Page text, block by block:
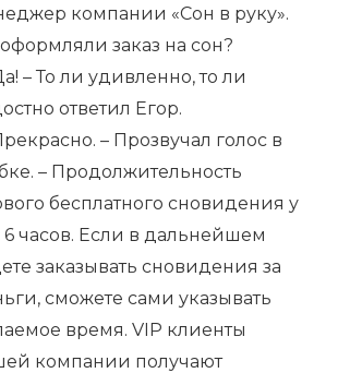
компании «Сон в руку».
заказ на сон?
– То ли удивленно, то ли
ответил Егор.
– Прозвучал голос в
– Продолжительность
бесплатного сновидения у
6 часов. Если в дальнейшем
заказывать сновидения за
сможете сами указывать
время. VIP клиенты
компании получают